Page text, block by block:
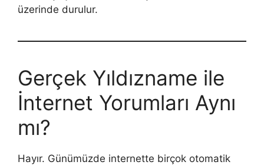
üzerinde durulur.
Gerçek Yıldızname ile
İnternet Yorumları Aynı
mı?
Hayır. Günümüzde internette birçok otomatik